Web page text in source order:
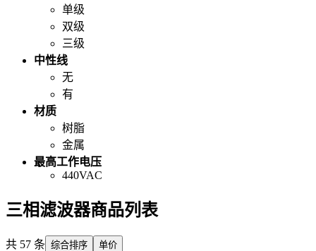
单级
双级
三级
中性线
无
有
材质
树脂
金属
最高工作电压
440VAC
三相滤波器商品列表
共 57 条 综合排序 单价